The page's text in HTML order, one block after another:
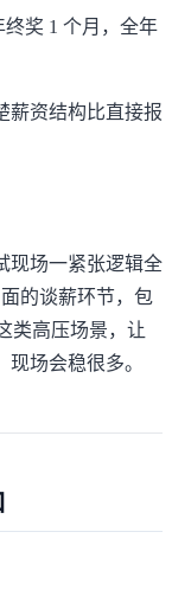
终奖 1 个月，全年
薪资结构比直接报
现场一紧张逻辑全
的谈薪环节，包
类高压场景，让
场会稳很多。